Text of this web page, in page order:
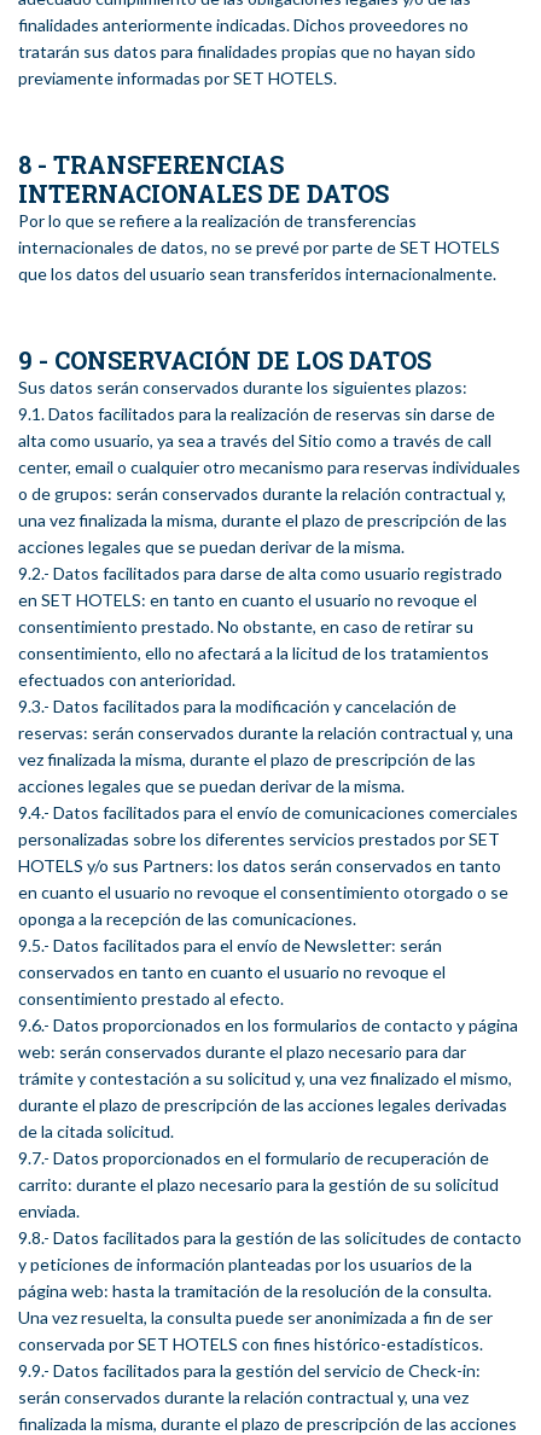
finalidades anteriormente indicadas. Dichos proveedores no
tratarán sus datos para finalidades propias que no hayan sido
previamente informadas por SET HOTELS.
8 - TRANSFERENCIAS
INTERNACIONALES DE DATOS
Por lo que se refiere a la realización de transferencias
internacionales de datos, no se prevé por parte de SET HOTELS
que los datos del usuario sean transferidos internacionalmente.
9 - CONSERVACIÓN DE LOS DATOS
Sus datos serán conservados durante los siguientes plazos:
9.1. Datos facilitados para la realización de reservas sin darse de
alta como usuario, ya sea a través del Sitio como a través de call
center, email o cualquier otro mecanismo para reservas individuales
o de grupos: serán conservados durante la relación contractual y,
una vez finalizada la misma, durante el plazo de prescripción de las
acciones legales que se puedan derivar de la misma.
9.2.- Datos facilitados para darse de alta como usuario registrado
en SET HOTELS: en tanto en cuanto el usuario no revoque el
consentimiento prestado. No obstante, en caso de retirar su
consentimiento, ello no afectará a la licitud de los tratamientos
efectuados con anterioridad.
9.3.- Datos facilitados para la modificación y cancelación de
reservas: serán conservados durante la relación contractual y, una
vez finalizada la misma, durante el plazo de prescripción de las
acciones legales que se puedan derivar de la misma.
9.4.- Datos facilitados para el envío de comunicaciones comerciales
personalizadas sobre los diferentes servicios prestados por SET
HOTELS y/o sus Partners: los datos serán conservados en tanto
en cuanto el usuario no revoque el consentimiento otorgado o se
oponga a la recepción de las comunicaciones.
9.5.- Datos facilitados para el envío de Newsletter: serán
conservados en tanto en cuanto el usuario no revoque el
consentimiento prestado al efecto.
9.6.- Datos proporcionados en los formularios de contacto y página
web: serán conservados durante el plazo necesario para dar
trámite y contestación a su solicitud y, una vez finalizado el mismo,
durante el plazo de prescripción de las acciones legales derivadas
de la citada solicitud.
9.7.- Datos proporcionados en el formulario de recuperación de
carrito: durante el plazo necesario para la gestión de su solicitud
enviada.
9.8.- Datos facilitados para la gestión de las solicitudes de contacto
y peticiones de información planteadas por los usuarios de la
página web: hasta la tramitación de la resolución de la consulta.
Una vez resuelta, la consulta puede ser anonimizada a fin de ser
conservada por SET HOTELS con fines histórico-estadísticos.
9.9.- Datos facilitados para la gestión del servicio de Check-in:
serán conservados durante la relación contractual y, una vez
finalizada la misma, durante el plazo de prescripción de las acciones